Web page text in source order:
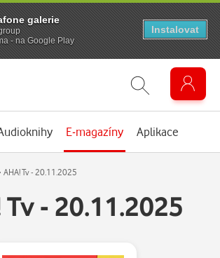
E-magazíny Aplikace
AHA! Tv - 20.11.2025
Tv - 20.11.2025
galerie
- na Google Play
Instalovat